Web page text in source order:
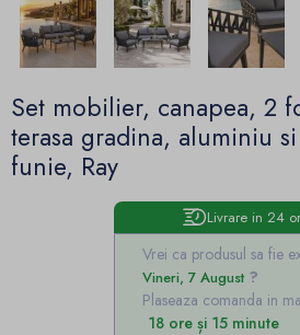
Set mobilier, canapea, 2
terasa gradina, aluminiu
funie, Ray
Livrare in 24
Vrei ca produsul sa fie
Vineri, 7 August
Plaseaza comanda in
18 ore și 15 minute